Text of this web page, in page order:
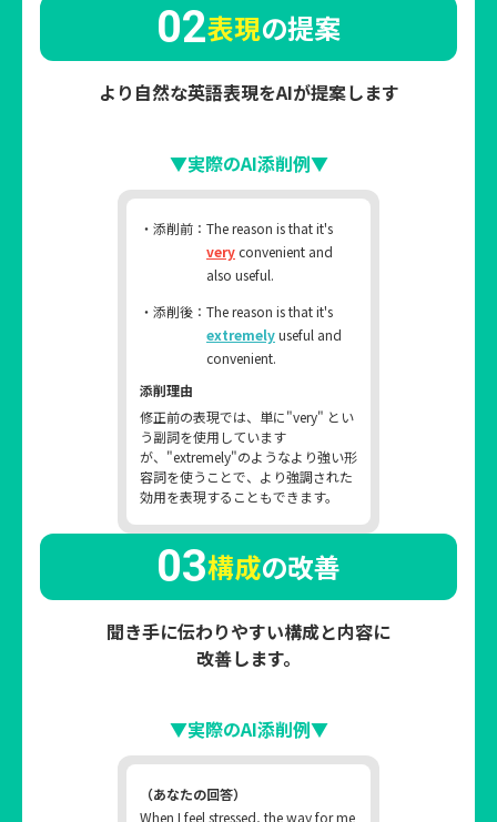
02表現の提案
より自然な英語表現をAIが提案します
▼実際のAI添削例▼
・添削前： The reason is that it's
veryconvenient and
also useful.
・添削後： The reason is that it's
extremelyuseful and
convenient.
添削理由
修正前の表現では、単に"very" とい
う副詞を使用しています
が、"extremely"のようなより強い形
容詞を使うことで、より強調された
効用を表現することもできます。
03構成の改善
聞き手に伝わりやすい構成と内容に
改善します。
▼実際のAI添削例▼
（あなたの回答）
When I feel stressed, the way for me